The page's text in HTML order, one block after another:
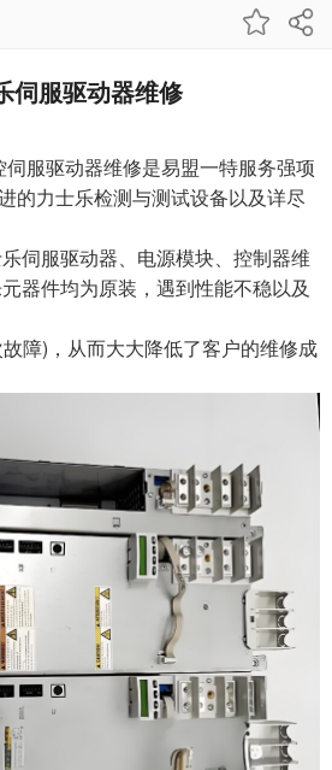
伺服驱动器维修
服驱动器维修是易盟一特服务强项
的力士乐检测与测试设备以及详尽
伺服驱动器、电源模块、控制器维
器件均为原装，遇到性能不稳以及
障)，从而大大降低了客户的维修成